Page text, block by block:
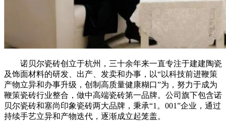
诺贝尔瓷砖创立于杭州，三十余年来一直专注于建建陶瓷
及饰面材料的研发、出产、发卖和办事，以“以科技前进鞭策
产物立异和办事升级，创制高质量健康糊口”为，努力于成为
鞭策瓷砖行业整合，做中高端瓷砖第一品牌。公司旗下包含诺
贝尔瓷砖和塞尚印象瓷砖两大品牌，秉承“1。001”企业，通过
持续手艺立异和产物迭代，逐渐成立起笼盖。